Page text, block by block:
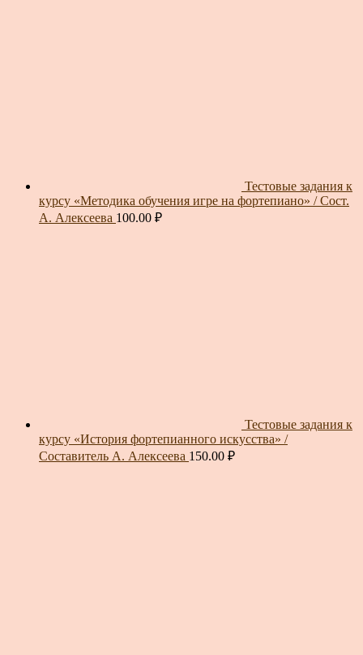
Тестовые задания к
курсу «Методика обучения игре на фортепиано» / Сост.
А. Алексеева 100.00 ₽
Тестовые задания к
курсу «История фортепианного искусства» /
Составитель А. Алексеева 150.00 ₽